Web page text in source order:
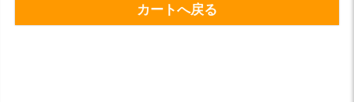
カートへ戻る